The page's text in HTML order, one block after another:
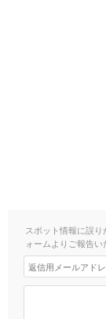
スポット情報に誤
ォームよりご報告い